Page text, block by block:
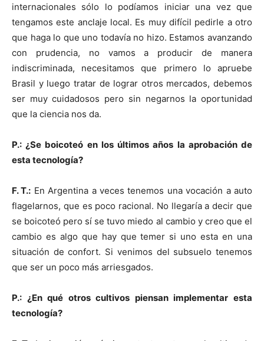
internacionales sólo lo podíamos iniciar una vez que
tengamos este anclaje local. Es muy difícil pedirle a otro
que haga lo que uno todavía no hizo. Estamos avanzando
con prudencia, no vamos a producir de manera
indiscriminada, necesitamos que primero lo apruebe
Brasil y luego tratar de lograr otros mercados, debemos
ser muy cuidadosos pero sin negarnos la oportunidad
que la ciencia nos da.
P.: ¿Se boicoteó en los últimos años la aprobación de
esta tecnología?
F. T.: En Argentina a veces tenemos una vocación a auto
flagelarnos, que es poco racional. No llegaría a decir que
se boicoteó pero sí se tuvo miedo al cambio y creo que el
cambio es algo que hay que temer si uno esta en una
situación de confort. Si venimos del subsuelo tenemos
que ser un poco más arriesgados.
P.: ¿En qué otros cultivos piensan implementar esta
tecnología?